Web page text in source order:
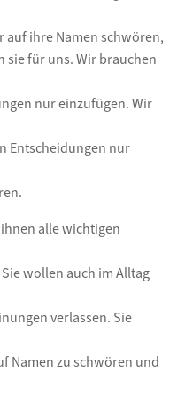
auf ihre Namen schwören,
für uns. Wir brauchen
nur einzufügen. Wir
Entscheidungen nur
alle wichtigen
wollen auch im Alltag
verlassen. Sie
Namen zu schwören und